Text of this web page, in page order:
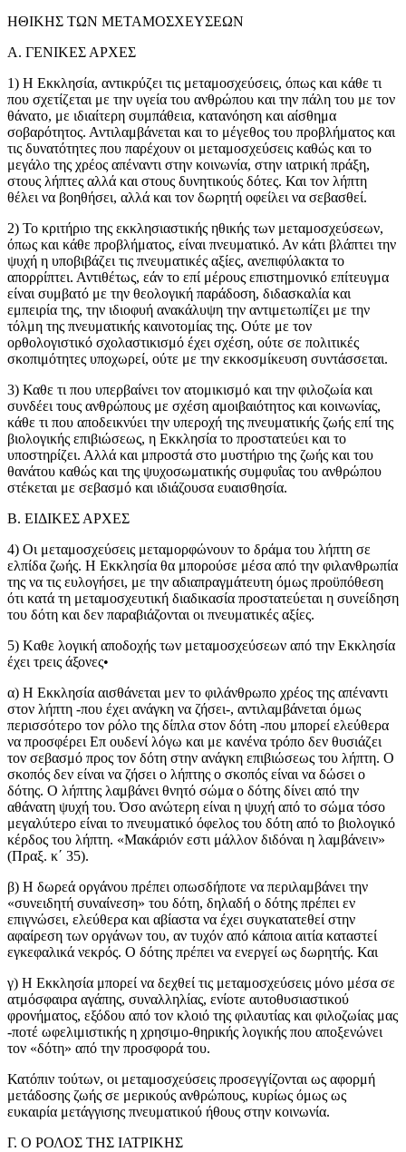
ΗΘΙΚΗΣ ΤΩΝ ΜΕΤΑΜΟΣΧΕΥΣΕΩΝ
Α. ΓΕΝΙΚΕΣ ΑΡΧΕΣ
1) Η Εκκλησία, αντικρύζει τις μεταμοσχεύσεις, όπως και κάθε τι
που σχετίζεται με την υγεία του ανθρώπου και την πάλη του με τον
θάνατο, με ιδιαίτερη συμπάθεια, κατανόηση και αίσθημα
σοβαρότητος. Αντιλαμβάνεται και το μέγεθος του προβλήματος και
τις δυνατότητες που παρέχουν οι μεταμοσχεύσεις καθώς και το
μεγάλο της χρέος απέναντι στην κοινωνία, στην ιατρική πράξη,
στους λήπτες αλλά και στους δυνητικούς δότες. Και τον λήπτη
θέλει να βοηθήσει, αλλά και τον δωρητή οφείλει να σεβασθεί.
2) Το κριτήριο της εκκλησιαστικής ηθικής των μεταμοσχεύσεων,
όπως και κάθε προβλήματος, είναι πνευματικό. Αν κάτι βλάπτει την
ψυχή η υποβιβάζει τις πνευματικές αξίες, ανεπιφύλακτα το
απορρίπτει. Αντιθέτως, εάν το επί μέρους επιστημονικό επίτευγμα
είναι συμβατό με την θεολογική παράδοση, διδασκαλία και
εμπειρία της, την ιδιοφυή ανακάλυψη την αντιμετωπίζει με την
τόλμη της πνευματικής καινοτομίας της. Ούτε με τον
ορθολογιστικό σχολαστικισμό έχει σχέση, ούτε σε πολιτικές
σκοπιμότητες υποχωρεί, ούτε με την εκκοσμίκευση συντάσσεται.
3) Καθε τι που υπερβαίνει τον ατομικισμό και την φιλοζωία και
συνδέει τους ανθρώπους με σχέση αμοιβαιότητος και κοινωνίας,
κάθε τι που αποδεικνύει την υπεροχή της πνευματικής ζωής επί της
βιολογικής επιβιώσεως, η Εκκλησία το προστατεύει και το
υποστηρίζει. Αλλά και μπροστά στο μυστήριο της ζωής και του
θανάτου καθώς και της ψυχοσωματικής συμφυΐας του ανθρώπου
στέκεται με σεβασμό και ιδιάζουσα ευαισθησία.
Β. ΕΙΔΙΚΕΣ ΑΡΧΕΣ
4) Οι μεταμοσχεύσεις μεταμορφώνουν το δράμα του λήπτη σε
ελπίδα ζωής. Η Εκκλησία θα μπορούσε μέσα από την φιλανθρωπία
της να τις ευλογήσει, με την αδιαπραγμάτευτη όμως προϋπόθεση
ότι κατά τη μεταμοσχευτική διαδικασία προστατεύεται η συνείδηση
του δότη και δεν παραβιάζονται οι πνευματικές αξίες.
5) Kαθε λογική αποδοχής των μεταμοσχεύσεων από την Εκκλησία
έχει τρεις άξονες•
α) Η Εκκλησία αισθάνεται μεν το φιλάνθρωπο χρέος της απέναντι
στον λήπτη -που έχει ανάγκη να ζήσει-, αντιλαμβάνεται όμως
περισσότερο τον ρόλο της δίπλα στον δότη -που μπορεί ελεύθερα
να προσφέρει Επ ουδενί λόγω και με κανένα τρόπο δεν θυσιάζει
τον σεβασμό προς τον δότη στην ανάγκη επιβιώσεως του λήπτη. Ο
σκοπός δεν είναι να ζήσει ο λήπτηςּ ο σκοπός είναι να δώσει ο
δότης. Ο λήπτης λαμβάνει θνητό σώμαּ ο δότης δίνει από την
αθάνατη ψυχή του. Όσο ανώτερη είναι η ψυχή από το σώμα τόσο
μεγαλύτερο είναι το πνευματικό όφελος του δότη από το βιολογικό
κέρδος του λήπτη. «Μακάριόν εστι μάλλον διδόναι η λαμβάνειν»
(Πραξ. κ´ 35).
β) Η δωρεά οργάνου πρέπει οπωσδήποτε να περιλαμβάνει την
«συνειδητή συναίνεση» του δότη, δηλαδή ο δότης πρέπει εν
επιγνώσει, ελεύθερα και αβίαστα να έχει συγκατατεθεί στην
αφαίρεση των οργάνων του, αν τυχόν από κάποια αιτία καταστεί
εγκεφαλικά νεκρός. Ο δότης πρέπει να ενεργεί ως δωρητής. Και
γ) Η Εκκλησία μπορεί να δεχθεί τις μεταμοσχεύσεις μόνο μέσα σε
ατμόσφαιρα αγάπης, συναλληλίας, ενίοτε αυτοθυσιαστικού
φρονήματος, εξόδου από τον κλοιό της φιλαυτίας και φιλοζωίας μας
-ποτέ ωφελιμιστικής η χρησιμο-θηρικής λογικής που αποξενώνει
τον «δότη» από την προσφορά του.
Κατόπιν τούτων, οι μεταμοσχεύσεις προσεγγίζονται ως αφορμή
μετάδοσης ζωής σε μερικούς ανθρώπους, κυρίως όμως ως
ευκαιρία μετάγγισης πνευματικού ήθους στην κοινωνία.
Γ. Ο ΡΟΛΟΣ ΤΗΣ ΙΑΤΡΙΚΗΣ